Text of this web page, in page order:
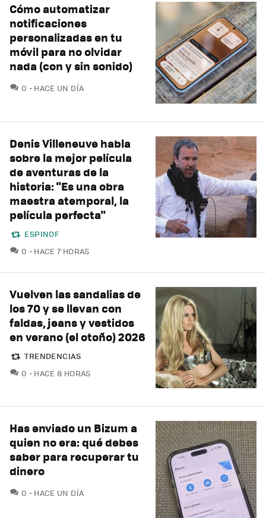
Cómo automatizar
notificaciones
personalizadas en tu
móvil para no olvidar
nada (con y sin sonido)
0 COMENTARIOS
HACE UN DÍA
Denis Villeneuve habla
sobre la mejor película
de aventuras de la
historia: "Es una obra
maestra atemporal, la
película perfecta"
ESPINOF
0 COMENTARIOS
HACE 7 HORAS
Vuelven las sandalias de
los 70 y se llevan con
faldas, jeans y vestidos
en verano (el otoño) 2026
TRENDENCIAS
0 COMENTARIOS
HACE 8 HORAS
Has enviado un Bizum a
quien no era: qué debes
saber para recuperar tu
dinero
0 COMENTARIOS
HACE UN DÍA